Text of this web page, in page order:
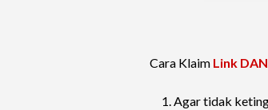
Cara Klaim Link
Agar tidak